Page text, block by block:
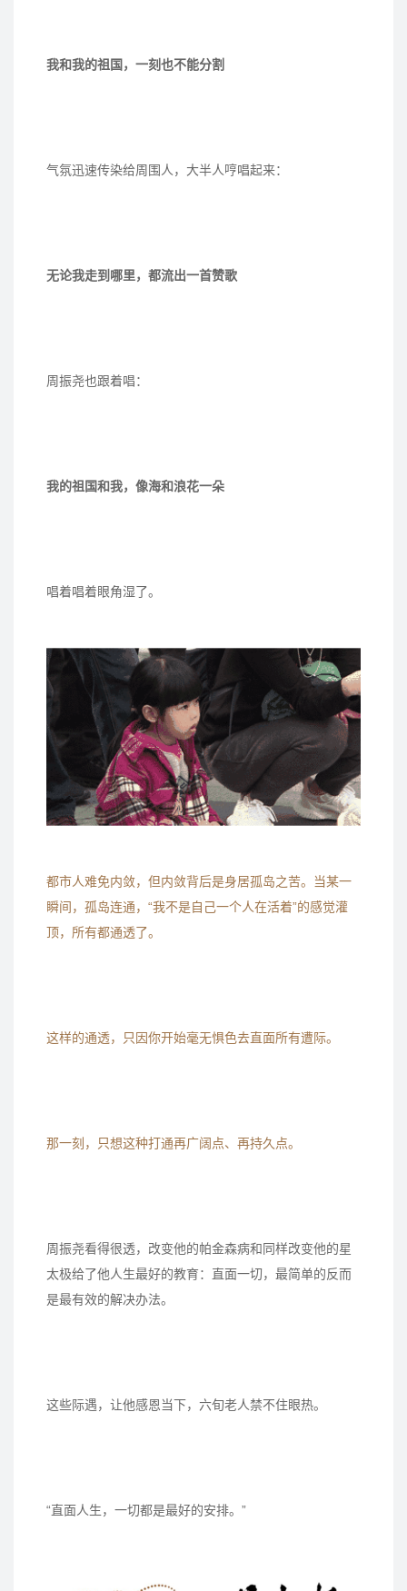
我和我的祖国，一刻也不能分割
气氛迅速传染给周围人，大半人哼唱起来：
无论我走到哪里，都流出一首赞歌
周振尧也跟着唱：
我的祖国和我，像海和浪花一朵
唱着唱着眼角湿了。
都市人难免内敛，但内敛背后是身居孤岛之苦。当某一
瞬间，孤岛连通，“我不是自己一个人在活着”的感觉灌
顶，所有都通透了。
这样的通透，只因你开始毫无惧色去直面所有遭际。
那一刻，只想这种打通再广阔点、再持久点。
周振尧看得很透，改变他的帕金森病和同样改变他的星
太极给了他人生最好的教育：直面一切，最简单的反而
是最有效的解决办法。
这些际遇，让他感恩当下，六旬老人禁不住眼热。
“直面人生，一切都是最好的安排。”